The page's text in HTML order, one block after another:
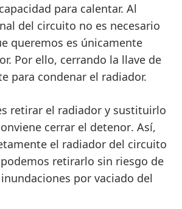
para calentar. Al
del circuito no es necesario
queremos es únicamente
Por ello, cerrando la llave de
para condenar el radiador.
retirar el radiador y sustituirlo
cerrar el detenor. Así,
el radiador del circuito
retirarlo sin riesgo de
por vaciado del